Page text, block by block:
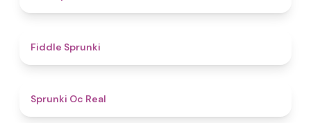
Fiddle Sprunki
Sprunki Oc Real